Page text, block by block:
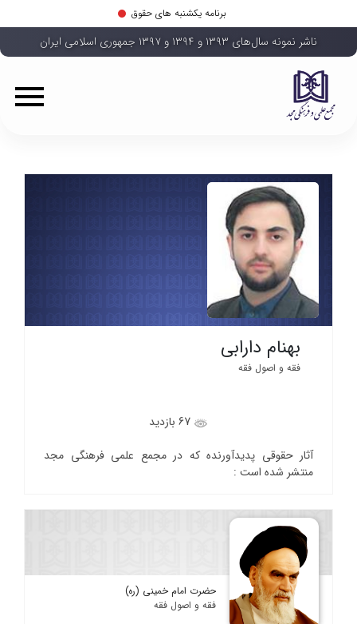
برنامه یکشنبه های حقوق
ناشر نمونه سال‌های ۱۳۹۳ و ۱۳۹۴ و ۱۳۹۷ جمهوری اسلامی ایران
بهنام دارابی
فقه و اصول فقه
آثار حقوقی پدیدآورنده که در مجمع علمی فرهنگی مجد
منتشر شده است :
حضرت امام خمینی (ره)
فقه و اصول فقه